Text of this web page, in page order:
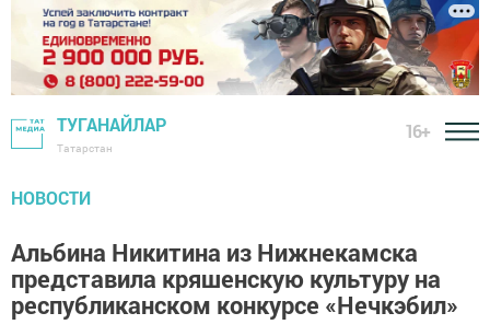
ТУГАНАЙЛАР
Татарстан
16+
НОВОСТИ
Альбина Никитина из Нижнекамска
представила кряшенскую культуру на
республиканском конкурсе «Нечкэбил»